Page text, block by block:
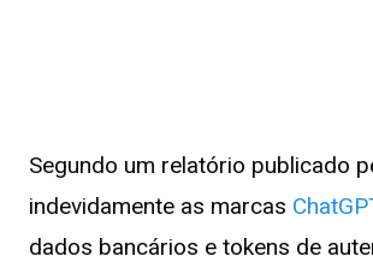
Segundo um relatório publicado
indevidamente as marcas
dados bancários e tokens de